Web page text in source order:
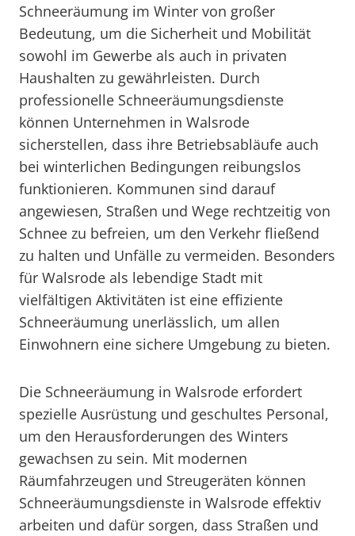
Schneeräumung im Winter von großer
Bedeutung, um die Sicherheit und Mobilität
sowohl im Gewerbe als auch in privaten
Haushalten zu gewährleisten. Durch
professionelle Schneeräumungsdienste
können Unternehmen in Walsrode
sicherstellen, dass ihre Betriebsabläufe auch
bei winterlichen Bedingungen reibungslos
funktionieren. Kommunen sind darauf
angewiesen, Straßen und Wege rechtzeitig von
Schnee zu befreien, um den Verkehr fließend
zu halten und Unfälle zu vermeiden. Besonders
für Walsrode als lebendige Stadt mit
vielfältigen Aktivitäten ist eine effiziente
Schneeräumung unerlässlich, um allen
Einwohnern eine sichere Umgebung zu bieten.
Die Schneeräumung in Walsrode erfordert
spezielle Ausrüstung und geschultes Personal,
um den Herausforderungen des Winters
gewachsen zu sein. Mit modernen
Räumfahrzeugen und Streugeräten können
Schneeräumungsdienste in Walsrode effektiv
arbeiten und dafür sorgen, dass Straßen und